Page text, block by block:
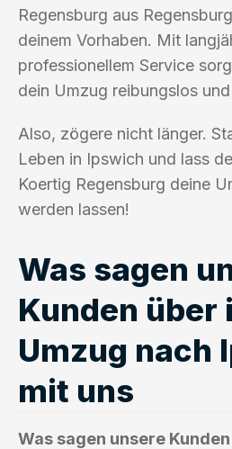
Regensburg aus
deinem Vorhaben. Mit
professionellem Service
dein Umzug reibungslos
Also, zögere nicht länger.
Leben in Ipswich und lass
Koertig Regensburg deine
werden lassen!
Was sagen
Kunden über
Umzug nach
mit uns
Was sagen unsere